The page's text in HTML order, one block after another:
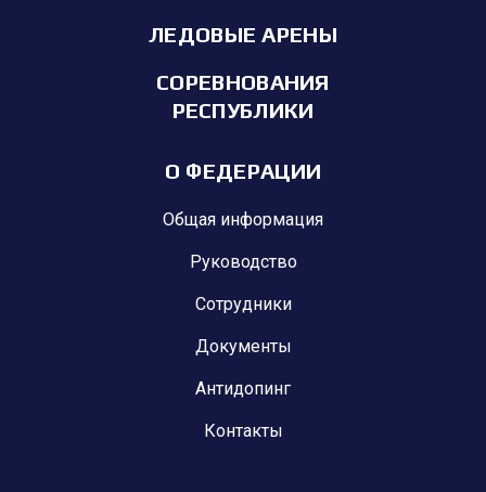
ЛЕДОВЫЕ АРЕНЫ
СОРЕВНОВАНИЯ
РЕСПУБЛИКИ
О ФЕДЕРАЦИИ
Общая информация
Руководство
Сотрудники
Документы
Антидопинг
Контакты